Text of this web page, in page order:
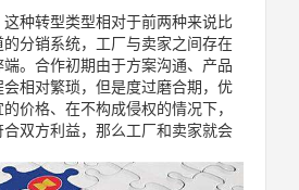
这种转型类型相对于前两种来说比
分销系统，工厂与卖家之间存在
。合作初期由于方案沟通、产品
相对繁琐，但是度过磨合期，优
价格、在不构成侵权的情况下，
双方利益，那么工厂和卖家就会